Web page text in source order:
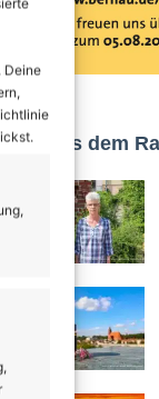
Deine
Aus dem